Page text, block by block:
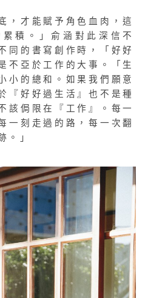
，才能賦予角色血肉，這
積。」俞涵對此深信不
同的書寫創作時，「好好
不亞於工作的大事。「生
小的總和。 如果我們願意
『好好過生活』也不是種
該侷限在『工作』。每一
一刻走過的路，每一次翻
。」